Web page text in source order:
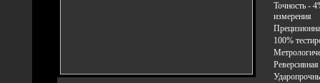
Точность -
измерения
100%